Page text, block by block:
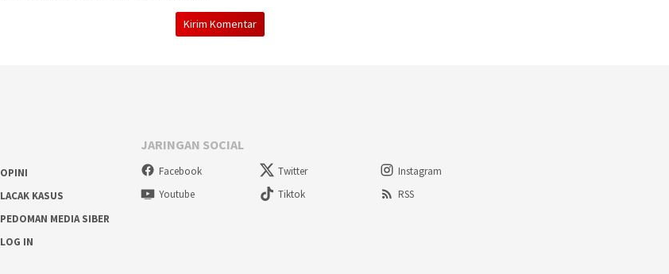
OPINI
LACAK KASUS
PEDOMAN MEDIA SIBER
LOG IN
JARINGAN SOCIAL
Facebook Twitter
Instagram
Youtube
Tiktok RSS